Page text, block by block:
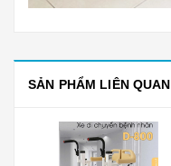
SẢN PHẨM LIÊN QUAN